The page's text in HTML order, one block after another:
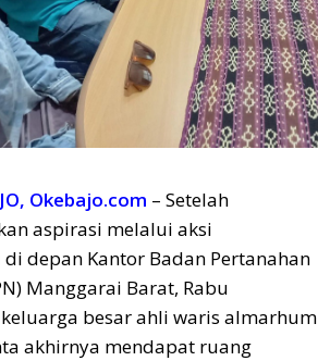
Okebajo.com – Setelah
aspirasi melalui aksi
depan Kantor Badan Pertanahan
Manggarai Barat, Rabu
besar ahli waris almarhum
akhirnya mendapat ruang